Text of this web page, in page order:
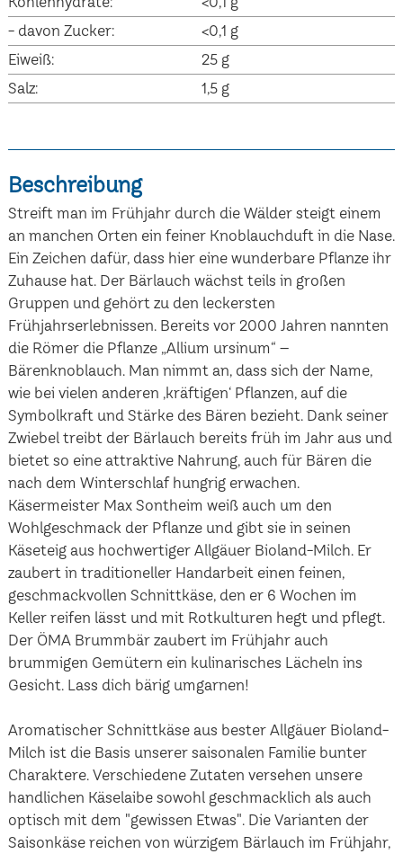
- davon Zucker:
<0,1 g
Eiweiß:
25 g
Salz:
1,5 g
Beschreibung
Streift man im Frühjahr durch die Wälder steigt einem
an manchen Orten ein feiner Knoblauchduft in die Nase.
Ein Zeichen dafür, dass hier eine wunderbare Pflanze ihr
Zuhause hat. Der Bärlauch wächst teils in großen
Gruppen und gehört zu den leckersten
Frühjahrserlebnissen. Bereits vor 2000 Jahren nannten
die Römer die Pflanze „Allium ursinum“ –
Bärenknoblauch. Man nimmt an, dass sich der Name,
wie bei vielen anderen ‚kräftigen‘ Pflanzen, auf die
Symbolkraft und Stärke des Bären bezieht. Dank seiner
Zwiebel treibt der Bärlauch bereits früh im Jahr aus und
bietet so eine attraktive Nahrung, auch für Bären die
nach dem Winterschlaf hungrig erwachen.
Käsermeister Max Sontheim weiß auch um den
Wohlgeschmack der Pflanze und gibt sie in seinen
Käseteig aus hochwertiger Allgäuer Bioland-Milch. Er
zaubert in traditioneller Handarbeit einen feinen,
geschmackvollen Schnittkäse, den er 6 Wochen im
Keller reifen lässt und mit Rotkulturen hegt und pflegt.
Der ÖMA Brummbär zaubert im Frühjahr auch
brummigen Gemütern ein kulinarisches Lächeln ins
Gesicht. Lass dich bärig umgarnen!
Aromatischer Schnittkäse aus bester Allgäuer Bioland-
Milch ist die Basis unserer saisonalen Familie bunter
Charaktere. Verschiedene Zutaten versehen unsere
handlichen Käselaibe sowohl geschmacklich als auch
optisch mit dem "gewissen Etwas". Die Varianten der
Saisonkäse reichen von würzigem Bärlauch im Frühjahr,